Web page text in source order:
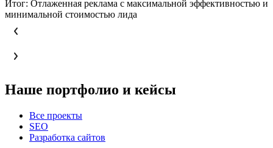
Итог: Отлаженная реклама с максимальной эффективностью и
минимальной стоимостью лида
Наше портфолио и кейсы
Все проекты
SEO
Разработка сайтов